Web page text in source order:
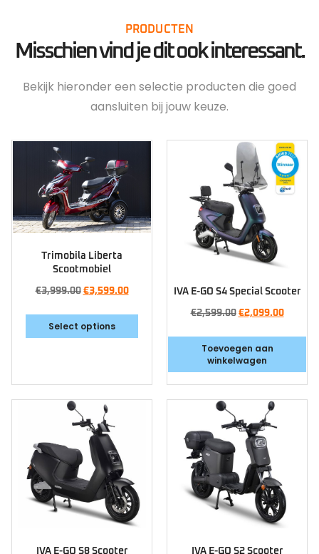
PRODUCTEN
Misschien vind je dit ook interessant.
Bekijk hieronder een selectie producten die goed
aansluiten bij jouw keuze.
Trimobila Liberta
Scootmobiel
€3,999.00 €3,599.00
Select options
IVA E-GO S4 Special Scooter
€2,599.00 €2,099.00
Toevoegen aan
winkelwagen
IVA E-GO S8 Scooter IVA E-GO S2 Scooter